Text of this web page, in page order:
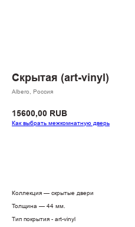
Скрытая (art-vinyl)
Albero, Россия
15600,00 RUB
Как выбрать межкомнатную дверь
Коллекция — скрытые двери
Толщина — 44 мм.
Тип покрытия - art-vinyl